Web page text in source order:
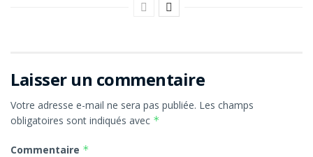
Laisser un commentaire
Votre adresse e-mail ne sera pas publiée. Les champs
obligatoires sont indiqués avec *
Commentaire *